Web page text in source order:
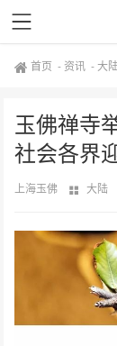
首页 - 资讯 -大
玉佛禅寺
社会各界
上海玉佛 大陆